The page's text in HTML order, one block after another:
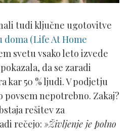
tudi ključne ugotovitve
doma (Life At Home
svetu vsako leto izvede
da se zaradi
kar 50 % ljudi. V podjetju
povsem nepotrebno. Zakaj?
rešitev za
rečejo: »Življenje je polno